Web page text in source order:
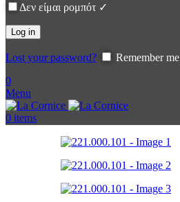
Δεν είμαι ρομπότ ✓
Log in
Lost your password?
Remember me
0
Menu
0 items